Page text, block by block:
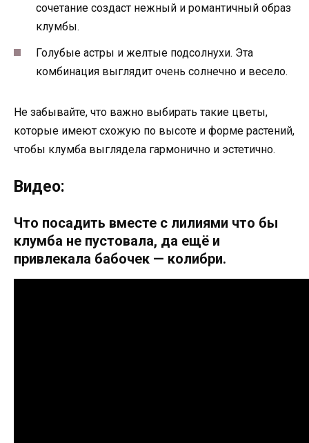
сочетание создаст нежный и романтичный образ
клумбы.
Голубые астры и желтые подсолнухи. Эта
комбинация выглядит очень солнечно и весело.
Не забывайте, что важно выбирать такие цветы,
которые имеют схожую по высоте и форме растений,
чтобы клумба выглядела гармонично и эстетично.
Видео:
Что посадить вместе с лилиями что бы
клумба не пустовала, да ещё и
привлекала бабочек — колибри.